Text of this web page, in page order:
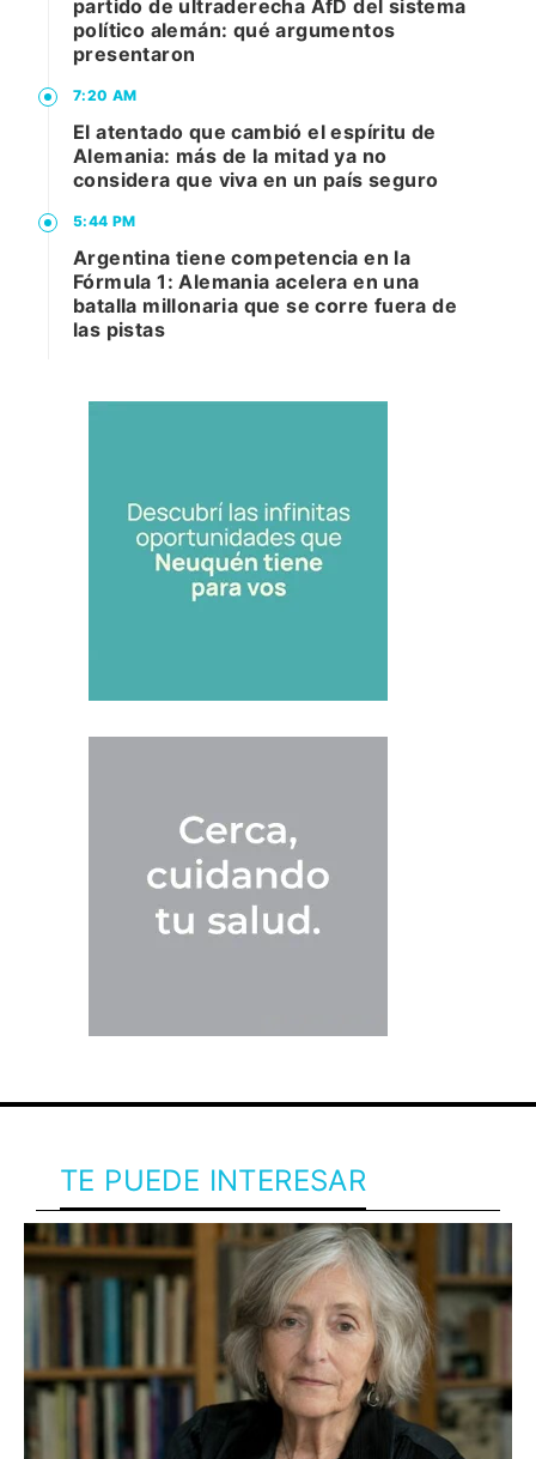
partido de ultraderecha AfD del sistema
político alemán: qué argumentos
presentaron
7:20 AM
El atentado que cambió el espíritu de
Alemania: más de la mitad ya no
considera que viva en un país seguro
5:44 PM
Argentina tiene competencia en la
Fórmula 1: Alemania acelera en una
batalla millonaria que se corre fuera de
las pistas
TE PUEDE INTERESAR